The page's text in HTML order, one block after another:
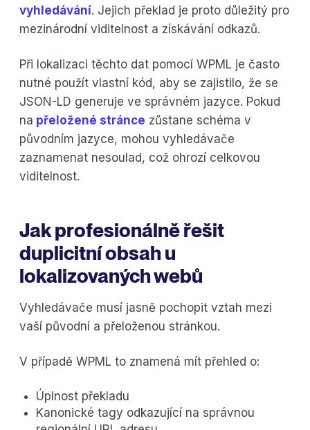
vyhledávání. Jejich překlad je proto důležitý pro
mezinárodní viditelnost a získávání odkazů.
Při lokalizaci těchto dat pomocí WPML je často
nutné použít vlastní kód, aby se zajistilo, že se
JSON-LD generuje ve správném jazyce. Pokud
na přeložené stránce zůstane schéma v
původním jazyce, mohou vyhledávače
zaznamenat nesoulad, což ohrozí celkovou
viditelnost.
Jak profesionálně řešit
duplicitní obsah u
lokalizovaných webů
Vyhledávače musí jasně pochopit vztah mezi
vaší původní a přeloženou stránkou.
V případě WPML to znamená mít přehled o:
Úplnost překladu
Kanonické tagy odkazující na správnou